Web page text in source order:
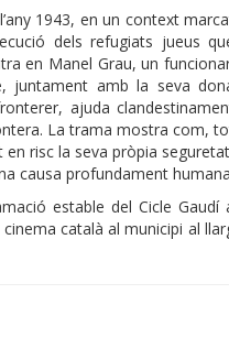
1943, en un context
dels refugiats jueus
en Manel Grau, un
juntament amb la seva
ajuda
La trama mostra com,
risc la seva pròpia
causa profundament
estable del Cicle Gaudí
català al municipi al